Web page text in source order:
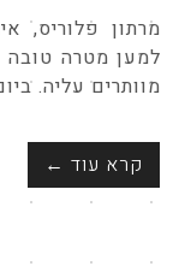
מרתון פלוריס,
למען מטרה טובה
מוותרים עליה.
קרא עוד ←